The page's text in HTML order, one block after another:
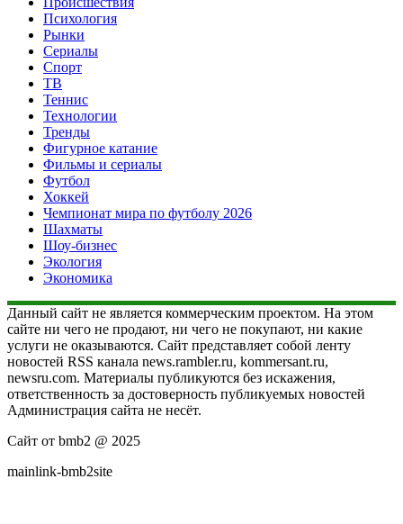
Психология
Рынки
Сериалы
Спорт
ТВ
Теннис
Технологии
Тренды
Фигурное катание
Фильмы и сериалы
Футбол
Хоккей
Чемпионат мира по футболу 2026
Шахматы
Шоу-бизнес
Экология
Экономика
Данный сайт не является коммерческим проектом. На этом
сайте ни чего не продают, ни чего не покупают, ни какие
услуги не оказываются. Сайт представляет собой ленту
новостей RSS канала news.rambler.ru, kommersant.ru,
newsru.com. Материалы публикуются без искажения,
ответственность за достоверность публикуемых новостей
Администрация сайта не несёт.
Сайт от bmb2 @ 2025
mainlink-bmb2site